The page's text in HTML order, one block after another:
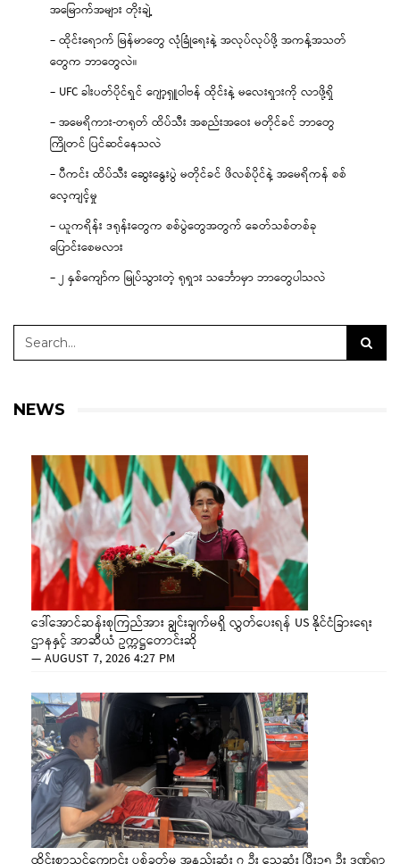
အမြောက်အများ တိုးချဲ့
– ထိုင်းရောက် မြန်မာတွေ လုံခြုံရေးနဲ့ အလုပ်လုပ်ဖို့ အကန့်အသတ်
တွေက ဘာတွေလဲ။
– UFC ခါးပတ်ပိုင်ရှင် ဂျော့ရှူဝါဗန် ထိုင်းနဲ့ မလေးရှားကို လာဖို့ရှိ
– အမေရိကား-တရုတ် ထိပ်သီး အစည်းအဝေး မတိုင်ခင် ဘာတွေ
ကြိုတင် ပြင်ဆင်နေသလဲ
– ပီကင်း ထိပ်သီး ဆွေးနွေးပွဲ မတိုင်ခင် ဖိလစ်ပိုင်နဲ့ အမေရိကန် စစ်
လေ့ကျင့်မှု
– ယူကရိန်း ဒရုန်းတွေက စစ်ပွဲတွေအတွက် ခေတ်သစ်တစ်ခု
ပြောင်းစေမလား
– ၂ နှစ်ကျော်က မြုပ်သွားတဲ့ ရုရှား သင်္ဘောမှာ ဘာတွေပါသလဲ
NEWS
ဒေါ်အောင်ဆန်းစုကြည်အား ချွင်းချက်မရှိ လွှတ်ပေးရန် US နိုင်ငံခြားရေး
ဌာနနှင့် အာဆီယံ ဥက္ကဋ္ဌတောင်းဆို
—AUGUST 7, 2026 4:27 PM